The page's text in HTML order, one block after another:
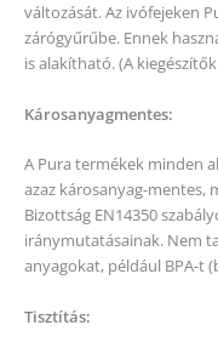
változását. Az ivófejeken
zárógyűrűbe. Ennek
is alakítható. (A
Károsanyagmentes:
A Pura termékek minden
azaz károsanyag-mentes,
Bizottság EN14350
iránymutatásainak. Nem
anyagokat, például BPA-t
Tisztítás: